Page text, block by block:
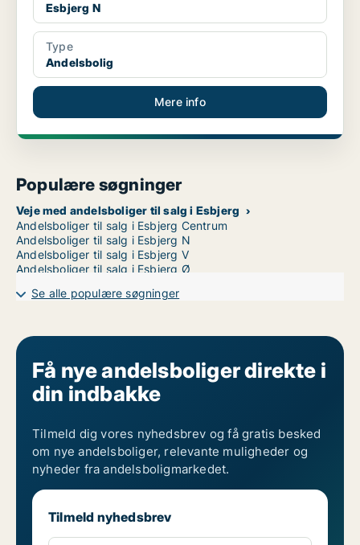
Esbjerg N
Type
Andelsbolig
Mere info
Populære søgninger
Veje med andelsboliger til salg i Esbjerg
Andelsboliger til salg i Esbjerg Centrum
Andelsboliger til salg i Esbjerg N
Andelsboliger til salg i Esbjerg V
Andelsboliger til salg i Esbjerg Ø
Se alle populære søgninger
Få nye andelsboliger direkte i
din indbakke
Tilmeld dig vores nyhedsbrev og få gratis besked
om nye andelsboliger, relevante muligheder og
nyheder fra andelsboligmarkedet.
Tilmeld nyhedsbrev